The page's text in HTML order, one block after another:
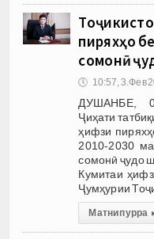
пиряхҳо
сомонӣ
🕔 10:57, 3.Фев
ДУШАНБЕ,
Ҷиҳати
ҳифзи
2010-2030
сомонӣ ҷудо
Кумитаи
Ҷумҳурии
Матни пурра